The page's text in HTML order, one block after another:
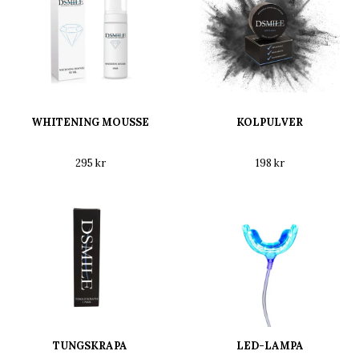
WHITENING MOUSSE
295 kr
KOLPULVER
198 kr
TUNGSKRAPA LED-LAMPA